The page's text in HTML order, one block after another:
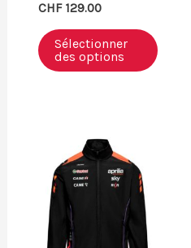
CHF129.00
Sélectionner
des options